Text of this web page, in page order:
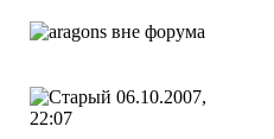
06.10.2007,
22:07